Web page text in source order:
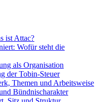
ist Attac?
Wofür steht die
als Organisation
der Tobin-Steuer
Themen und Arbeitsweise
Bündnischarakter